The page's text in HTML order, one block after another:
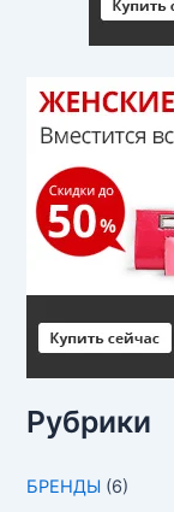
Рубрики
БРЕНДЫ (6)